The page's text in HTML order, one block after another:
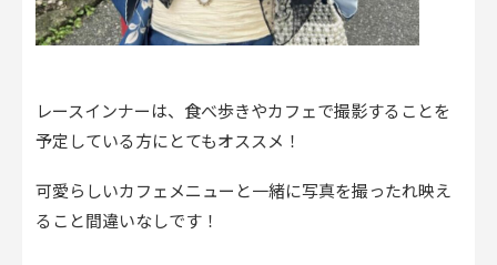
レースインナーは、食べ歩きやカフェで撮影することを
予定している方にとてもオススメ！
可愛らしいカフェメニューと一緒に写真を撮ったれ映え
ること間違いなしです！